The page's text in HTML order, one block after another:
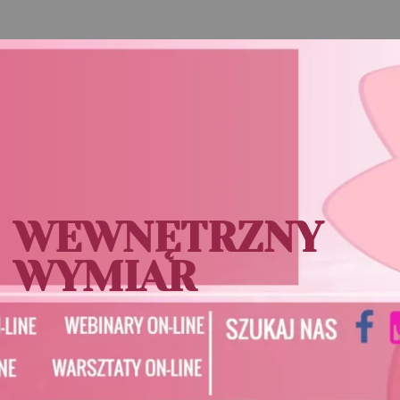
WEWNĘTRZNY
WYMIAR